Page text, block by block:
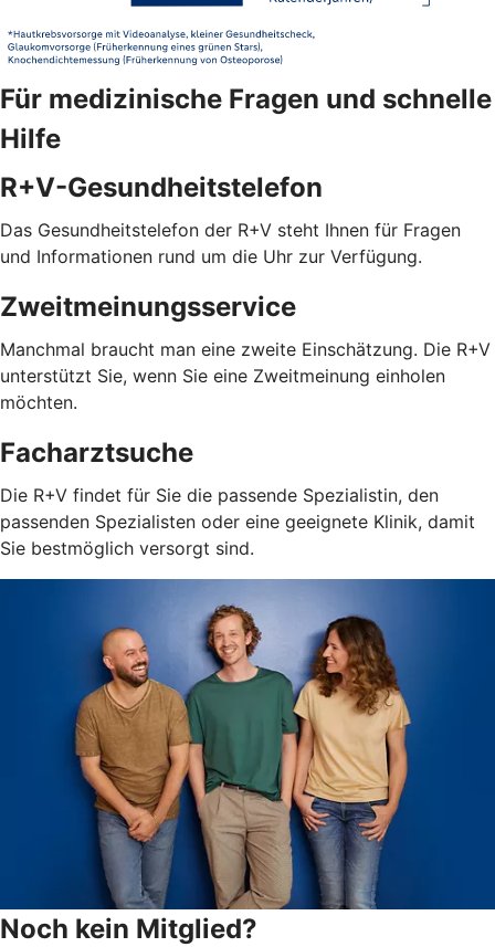
Für medizinische Fragen und schnelle
Hilfe
R+V-Gesundheitstelefon
Das Gesundheitstelefon der R+V steht Ihnen für Fragen
und Informationen rund um die Uhr zur Verfügung.
Zweitmeinungsservice
Manchmal braucht man eine zweite Einschätzung. Die R+V
unterstützt Sie, wenn Sie eine Zweitmeinung einholen
möchten.
Facharztsuche
Die R+V findet für Sie die passende Spezialistin, den
passenden Spezialisten oder eine geeignete Klinik, damit
Sie bestmöglich versorgt sind.
Noch kein Mitglied?